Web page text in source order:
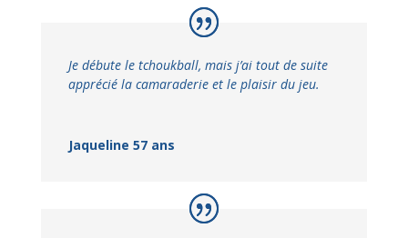
Je débute le tchoukball, mais j’ai tout de suite
apprécié la camaraderie et le plaisir du jeu.
Jaqueline 57 ans